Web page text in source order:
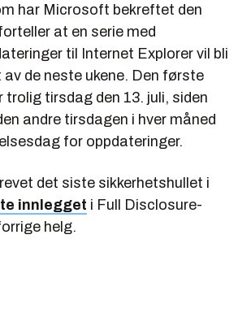
har Microsoft bekreftet den
at en serie med
til Internet Explorer vil bli
av de neste ukene. Den første
trolig tirsdag den 13. juli, siden
andre tirsdagen i hver måned
for oppdateringer.
det siste sikkerhetshullet i
innlegget i Full Disclosure-
helg.